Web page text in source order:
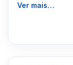
Ver mais…